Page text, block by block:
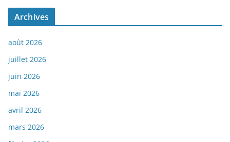
Archives
août 2026
juillet 2026
juin 2026
mai 2026
avril 2026
mars 2026